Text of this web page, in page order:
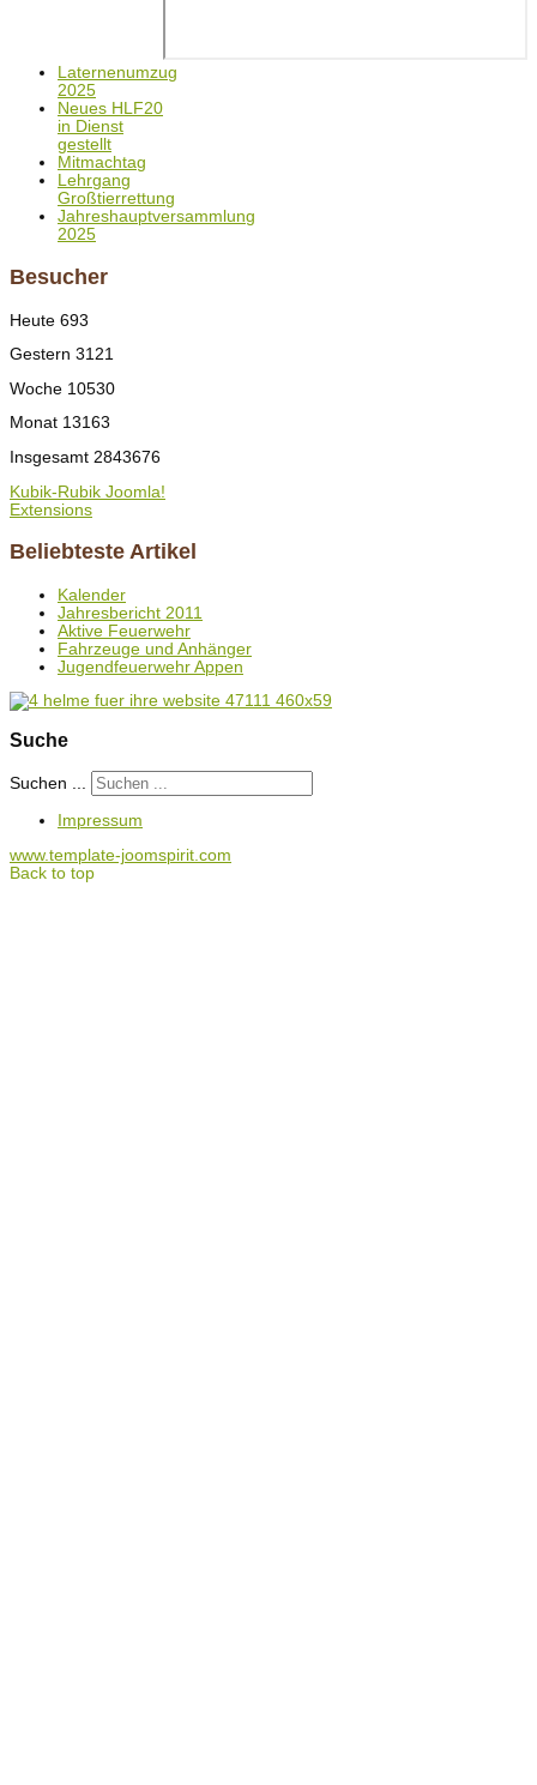
Laternenumzug
2025
Neues HLF20
in Dienst
gestellt
Mitmachtag
Lehrgang
Großtierrettung
Jahreshauptversammlung
2025
Besucher
Heute 693
Gestern 3121
Woche 10530
Monat 13163
Insgesamt 2843676
Kubik-Rubik Joomla!
Extensions
Beliebteste Artikel
Kalender
Jahresbericht 2011
Aktive Feuerwehr
Fahrzeuge und Anhänger
Jugendfeuerwehr Appen
Suche
Suchen ...
Impressum
www.template-joomspirit.com
Back to top